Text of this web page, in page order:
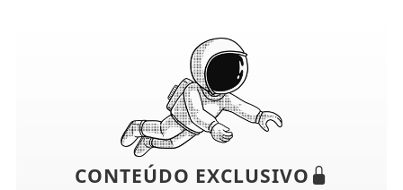
CONTEÚDO EXCLUSIVO